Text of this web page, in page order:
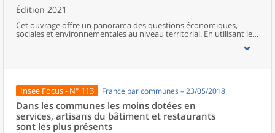
Édition 2021
Cet ouvrage offre un panorama des questions économiques,
sociales et environnementales au niveau territorial. En utilisant les
disparités géographiques en France, sur les forces et faiblesses des
population.
Insee Focus - N° 113 France par communes – 23/05/2018
Dans les communes les moins dotées en
services, artisans du bâtiment et restaurants
sont les plus présents